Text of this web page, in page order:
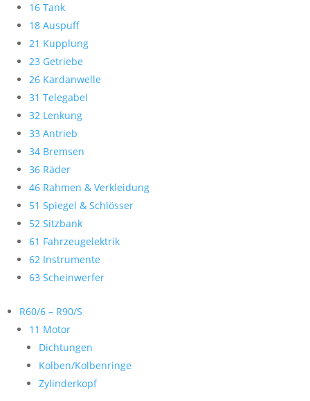
16 Tank
18 Auspuff
21 Kupplung
23 Getriebe
26 Kardanwelle
31 Telegabel
32 Lenkung
33 Antrieb
34 Bremsen
36 Räder
46 Rahmen & Verkleidung
51 Spiegel & Schlösser
52 Sitzbank
61 Fahrzeugelektrik
62 Instrumente
63 Scheinwerfer
R60/6 – R90/S
11 Motor
Dichtungen
Kolben/Kolbenringe
Zylinderkopf